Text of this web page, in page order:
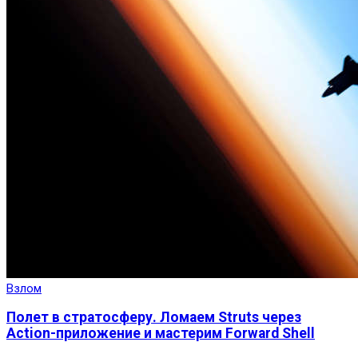
Взлом
Полет в стратосферу. Ломаем Struts через
Action-приложение и мастерим Forward Shell